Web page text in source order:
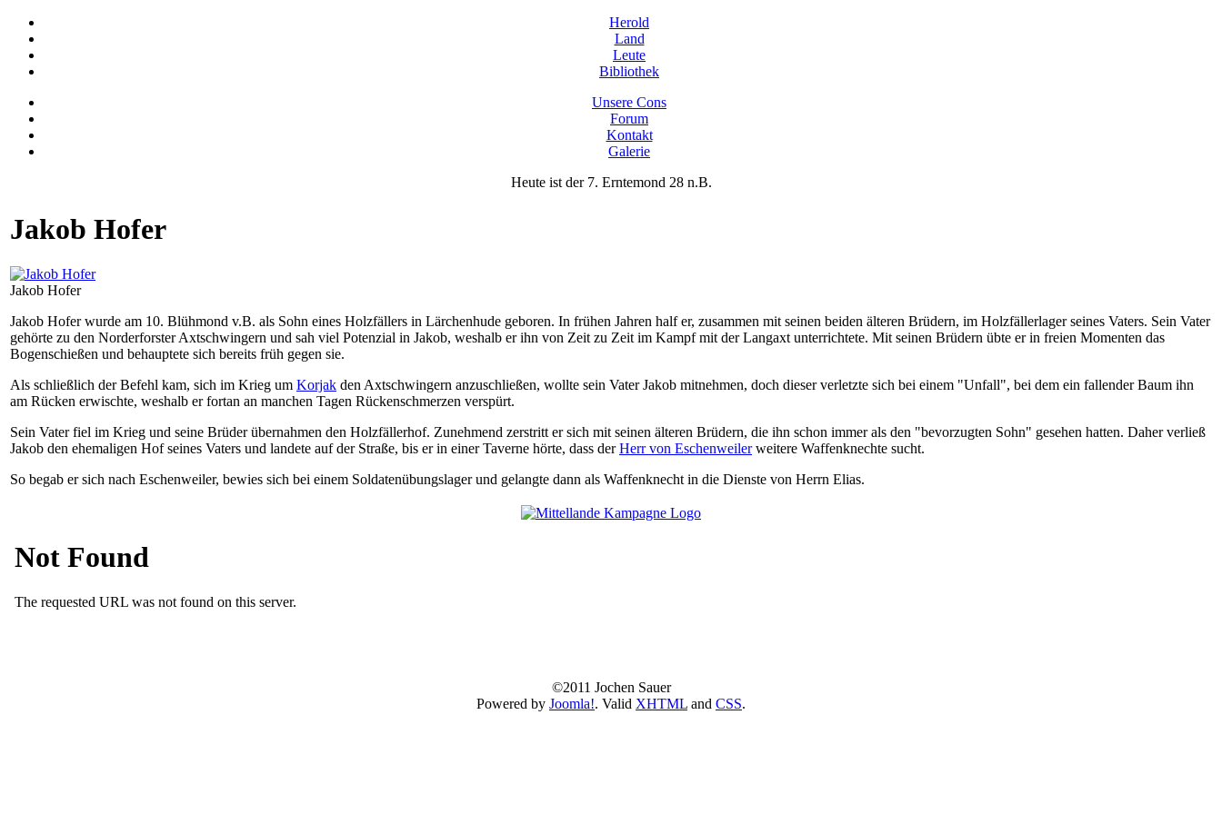
Herold
Land
Leute
Bibliothek
Unsere Cons
Forum
Kontakt
Galerie
Heute ist der 7. Erntemond 28 n.B.
Jakob Hofer
Jakob Hofer
Jakob Hofer wurde am 10. Blühmond v.B. als Sohn eines Holzfällers in Lärchenhude geboren. In frühen Jahren half er, zusammen mit seinen beiden älteren Brüdern, im Holzfällerlager seines Vaters. Sein Vater
gehörte zu den Norderforster Axtschwingern und sah viel Potenzial in Jakob, weshalb er ihn von Zeit zu Zeit im Kampf mit der Langaxt unterrichtete. Mit seinen Brüdern übte er in freien Momenten das
Bogenschießen und behauptete sich bereits früh gegen sie.
Als schließlich der Befehl kam, sich im Krieg um Korjak den Axtschwingern anzuschließen, wollte sein Vater Jakob mitnehmen, doch dieser verletzte sich bei einem "Unfall", bei dem ein fallender Baum ihn
am Rücken erwischte, weshalb er fortan an manchen Tagen Rückenschmerzen verspürt.
Sein Vater fiel im Krieg und seine Brüder übernahmen den Holzfällerhof. Zunehmend zerstritt er sich mit seinen älteren Brüdern, die ihn schon immer als den "bevorzugten Sohn" gesehen hatten. Daher verließ
Jakob den ehemaligen Hof seines Vaters und landete auf der Straße, bis er in einer Taverne hörte, dass derHerr von Eschenweilerweitere Waffenknechte sucht.
So begab er sich nach Eschenweiler, bewies sich bei einem Soldatenübungslager und gelangte dann als Waffenknecht in die Dienste von Herrn Elias.
©2011 Jochen Sauer
Powered by Joomla!. Valid XHTML and CSS.